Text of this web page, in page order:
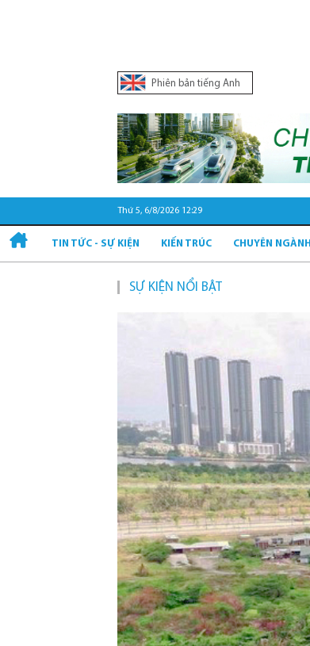
Phiên bản tiếng Anh
Thứ 5, 6/8/2026 12:29
TIN TỨC - SỰ KIỆN KIẾN TRÚC CHUYÊN NGÀNH
SỰ KIỆN NỔI BẬT